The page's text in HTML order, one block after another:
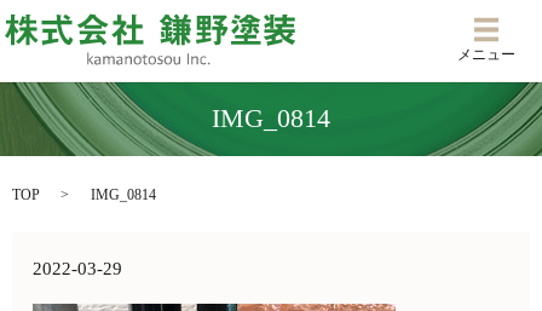
メニ
メニュー
IMG_0814
TOP IMG_0814
2022-03-29